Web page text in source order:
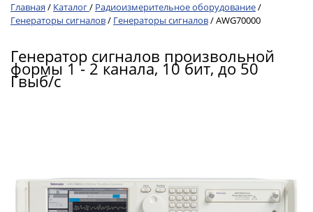
Главная / Каталог/ Радиоизмерительное оборудование/
Генераторы сигналов/ Генераторы сигналов/AWG70000
Генератор сигналов произвольной
формы 1 - 2 канала, 10 бит, до 50
Гвыб/с